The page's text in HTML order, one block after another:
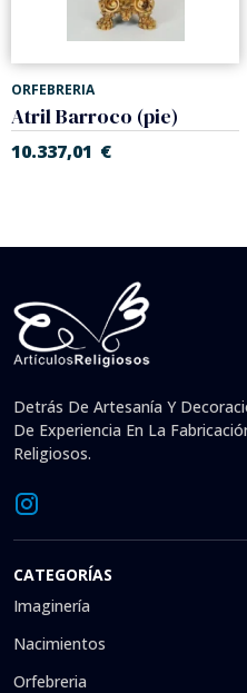
ORFEBRERIA
Atril Barroco (pie)
10.337,01 €
Detrás De Artesanía Y
De Experiencia En La
Religiosos.
CATEGORÍAS
Imaginería
Nacimientos
Orfebreria